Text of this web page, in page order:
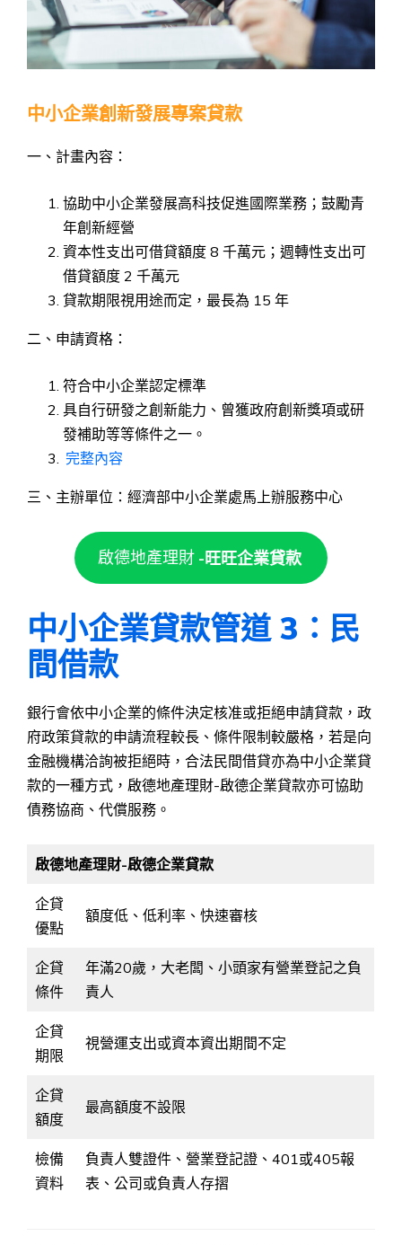
中小企業創新發展專案貸款
一、計畫內容：
協助中小企業發展高科技促進國際業務；鼓勵青
年創新經營
資本性支出可借貸額度 8 千萬元；週轉性支出可
借貸額度 2 千萬元
貸款期限視用途而定，最長為 15 年
二、申請資格：
符合中小企業認定標準
具自行研發之創新能力、曾獲政府創新獎項或研
發補助等等條件之一。
完整內容
三、主辦單位：經濟部中小企業處馬上辦服務中心
啟德地產理財 -旺旺企業貸款
中小企業貸款管道 3：民
間借款
銀行會依中小企業的條件決定核准或拒絕申請貸款，政
府政策貸款的申請流程較長、條件限制較嚴格，若是向
金融機構洽詢被拒絕時，合法民間借貸亦為中小企業貸
款的一種方式，啟德地產理財-啟德企業貸款亦可協助
債務協商、代償服務。
啟德地產理財-啟德企業貸款
企貸
優點
額度低、低利率、快速審核
企貸
條件
年滿20歲，大老闆、小頭家有營業登記之負
責人
企貸
期限
視營運支出或資本資出期間不定
企貸
額度
最高額度不設限
檢備
資料
負責人雙證件、營業登記證、401或405報
表、公司或負責人存摺